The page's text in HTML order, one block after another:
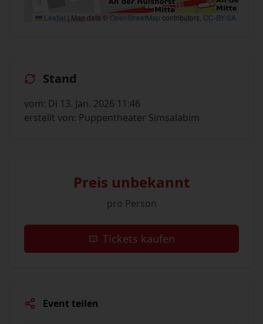
Leaflet | Map data ©OpenStreetMap contributors, CC-BY-SA
Stand
vom: Di 13. Jan. 2026 11:46
erstellt von: Puppentheater Simsalabim
Preis unbekannt
pro Person
Tickets kaufen
Event teilen